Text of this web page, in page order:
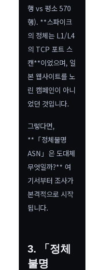
행 vs 평소 570
행). **스파이크
의 정체는 L1/L4
의 TCP 포트 스
캔**이었으며, 일
본 웹사이트를 노
린 캠페인이 아니
었던 것입니다.
그렇다면,
**「정체불명
ASN」은 도대체
무엇일까?** 여
기서부터 조사가
본격적으로 시작
됩니다.
3. 「정체
불명